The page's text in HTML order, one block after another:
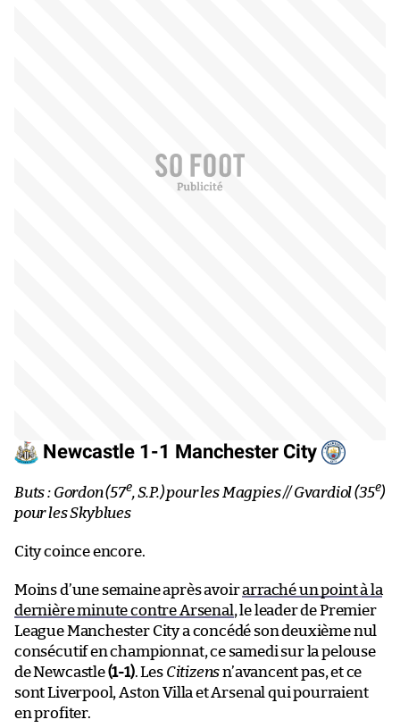
Newcastle 1-1 Manchester City
Buts : Gordon (57e, S.P.) pour les Magpies // Gvardiol (35e)
pour les Skyblues
City coince encore.
Moins d’une semaine après avoirarraché un point à la
dernière minute contre Arsenal, le leader de Premier
League Manchester City a concédé son deuxième nul
consécutif en championnat, ce samedi sur la pelouse
de Newcastle(1-1). Les Citizensn’avancent pas, et ce
sont Liverpool, Aston Villa et Arsenal qui pourraient
en profiter.